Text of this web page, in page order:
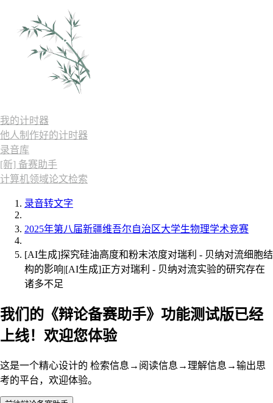
我的计时器
他人制作好的计时器
录音库
[新] 备赛助手
计算机领域论文检索
录音转文字
2025年第八届新疆维吾尔自治区大学生物理学术竞赛
[AI生成]探究硅油高度和粉末浓度对瑞利 - 贝纳对流细胞结
构的影响|[AI生成]正方对瑞利 - 贝纳对流实验的研究存在
诸多不足
我们的《辩论备赛助手》功能测试版已经
上线！欢迎您体验
这是一个精心设计的 检索信息→阅读信息→理解信息→输出思
考的平台，欢迎体验。